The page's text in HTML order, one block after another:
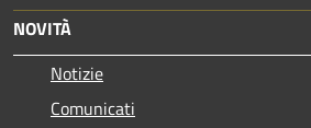
NOVITÀ
Notizie
Comunicati